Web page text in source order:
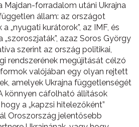
Majdan-forradalom utáni Ukrajna
állam: az országot
„nyugati kurátorok”, az IMF, és
„szoroszjaták”, azaz Soros György
szerint az ország politikai,
rendszerének megújítását célzó
valójában egy olyan rejtett
amelyek Ukrajna függetlenségét
könnyen cáfolható állítások
a „kapzsi hitelezőként”
Oroszország jelentősebb